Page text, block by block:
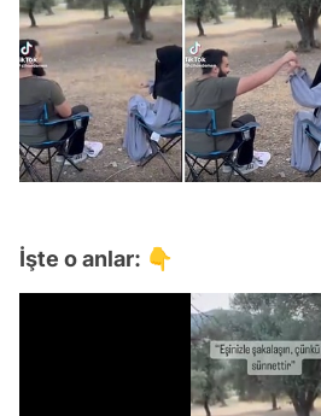
İşte o anlar: 👇